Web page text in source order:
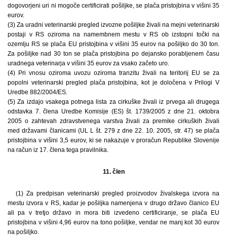
dogovorjeni uri ni mogoče certificirati pošiljke, se plača pristojbina v višini 35
eurov.
(3) Za uradni veterinarski pregled izvozne pošiljke živali na mejni veterinarski
postaji v RS oziroma na namembnem mestu v RS ob izstopni točki na
ozemlju RS se plača EU pristojbina v višini 35 eurov na pošiljko do 30 ton.
Za pošiljke nad 30 ton se plača pristojbina po dejansko porabljenem času
uradnega veterinarja v višini 35 eurov za vsako začeto uro.
(4) Pri vnosu oziroma uvozu oziroma tranzitu živali na teritorij EU se za
popolni veterinarski pregled plača pristojbina, kot je določena v Prilogi V
Uredbe 882/2004/ES.
(5) Za izdajo vsakega potnega lista za cirkuške živali iz prvega ali drugega
odstavka 7. člena Uredbe Komisije (ES) št. 1739/2005 z dne 21. oktobra
2005 o zahtevah zdravstvenega varstva živali za premike cirkuških živali
med državami članicami (UL L št. 279 z dne 22. 10. 2005, str. 47) se plača
pristojbina v višini 3,5 eurov, ki se nakazuje v proračun Republike Slovenije
na račun iz 17. člena tega pravilnika.
11. člen
(1) Za predpisan veterinarski pregled proizvodov živalskega izvora na
mestu izvora v RS, kadar je pošiljka namenjena v drugo državo članico EU
ali pa v tretjo državo in mora biti izvedeno certificiranje, se plača EU
pristojbina v višini 4,96 eurov na tono pošiljke, vendar ne manj kot 30 eurov
na pošiljko.